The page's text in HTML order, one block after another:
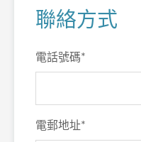
聯絡方式
電話號碼*
電郵地址*